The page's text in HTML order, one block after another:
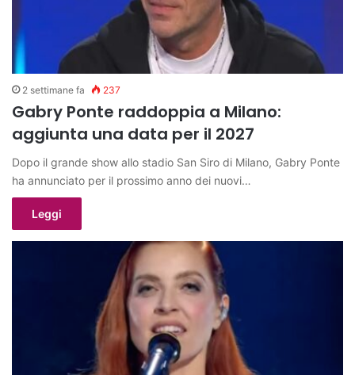
2 settimane fa 237
Gabry Ponte raddoppia a Milano:
aggiunta una data per il 2027
Dopo il grande show allo stadio San Siro di Milano, Gabry Ponte
ha annunciato per il prossimo anno dei nuovi…
Leggi